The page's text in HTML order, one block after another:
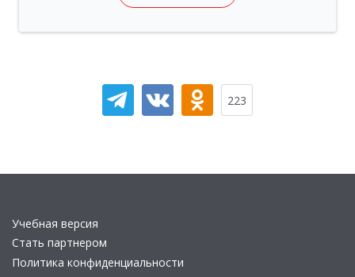
223
Учебная версия
Стать партнером
Политика конфиденциальности